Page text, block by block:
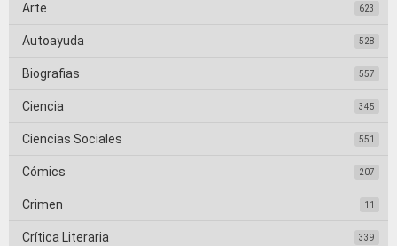
Arte 623
Autoayuda 528
Biografias 557
Ciencia 345
Ciencias Sociales 551
Cómics 207
Crimen 11
Crítica Literaria 339